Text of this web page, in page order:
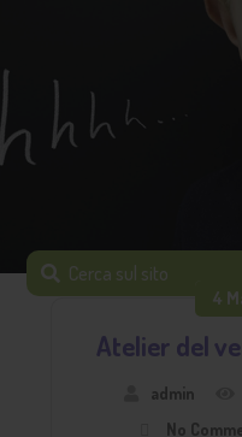
4
Atelier del
admin
No